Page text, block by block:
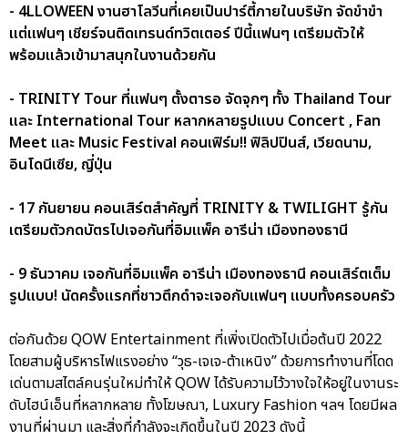
- 4LLOWEEN งานฮาโลวีนที่เคยเป็นปาร์ตี้ภายในบริษัท จัดขำขำ
แต่แฟนๆ เชียร์จนติดเทรนด์ทวิตเตอร์ ปีนี้แฟนๆ เตรียมตัวให้
พร้อมแล้วเข้ามาสนุกในงานด้วยกัน
- TRINITY Tour ที่แฟนๆ ตั้งตารอ จัดจุกๆ ทั้ง Thailand Tour
และ International Tour หลากหลายรูปแบบ Concert , Fan
Meet และ Music Festival คอนเฟิร์ม!! ฟิลิปปินส์, เวียดนาม,
อินโดนีเซีย, ญี่ปุ่น
- 17 กันยายน คอนเสิร์ตสำคัญที่ TRINITY & TWILIGHT รู้กัน
เตรียมตัวกดบัตรไปเจอกันที่อิมแพ็ค อารีน่า เมืองทองธานี
- 9 ธันวาคม เจอกันที่อิมแพ็ค อารีน่า เมืองทองธานี คอนเสิร์ตเต็ม
รูปแบบ! นัดครั้งแรกที่ชาวตึกดำจะเจอกับแฟนๆ แบบทั้งครอบครัว
ต่อกันด้วย QOW Entertainment ที่เพิ่งเปิดตัวไปเมื่อต้นปี 2022
โดยสามผู้บริหารไฟแรงอย่าง “วุธ-เจเจ-ต้าเหนิง” ด้วยการทำงานที่โดด
เด่นตามสไตล์คนรุ่นใหม่ทำให้ QOW ได้รับความไว้วางใจให้อยู่ในงานระ
ดับไฮน์เอ็นที่หลากหลาย ทั้งโฆษณา, Luxury Fashion ฯลฯ โดยมีผล
งานที่ผ่านมา และสิ่งที่กำลังจะเกิดขึ้นในปี 2023 ดังนี้